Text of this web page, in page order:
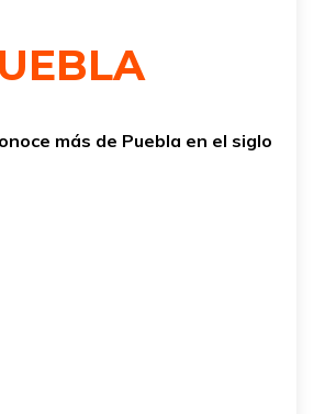
más de Puebla en el siglo